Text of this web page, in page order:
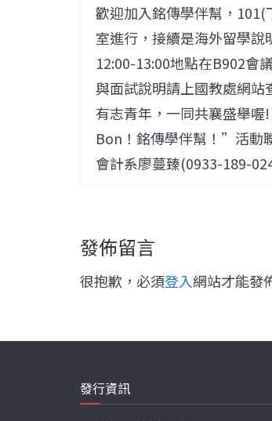
歡迎加入銘傳學伴幫，
室進行，接續是海外留學
12:00-13:00地點在B902會
與面試說明請上國教處網
有志青年，一同共襄盛舉
Bon！銘傳學伴幫！”活動
會計系廖蔓臻(0933-189-
發佈留言
很抱歉，必須登入網站才能發
發行資訊